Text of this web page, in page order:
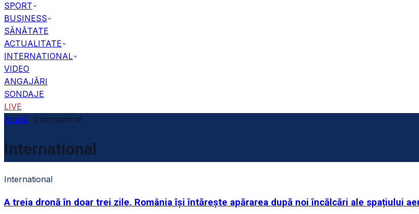
SPORT
BUSINESS
SĂNĂTATE
ACTUALITATE
INTERNATIONAL
VIDEO
ANGAJĂRI
SONDAJE
LIVE
Acasă
International
International
International
A treia dronă în doar trei zile. România își întărește apărarea după noi încălcări ale spațiului